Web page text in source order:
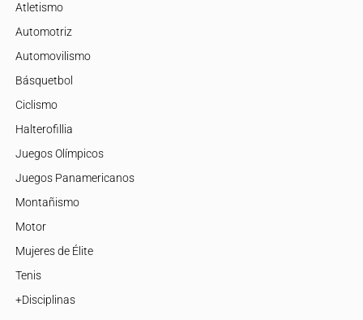
Atletismo
Automotriz
Automovilismo
Básquetbol
Ciclismo
Halterofillia
Juegos Olímpicos
Juegos Panamericanos
Montañismo
Motor
Mujeres de Élite
Tenis
+Disciplinas